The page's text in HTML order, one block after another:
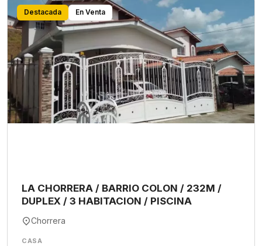
Destacada En Venta
LA CHORRERA / BARRIO COLON / 232M /
DUPLEX / 3 HABITACION / PISCINA
Chorrera
CASA